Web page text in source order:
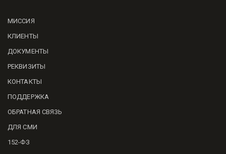
МИССИЯ
КЛИЕНТЫ
ДОКУМЕНТЫ
РЕКВИЗИТЫ
КОНТАКТЫ
ПОДДЕРЖКА
ОБРАТНАЯ СВЯЗЬ
ДЛЯ СМИ
152-ФЗ